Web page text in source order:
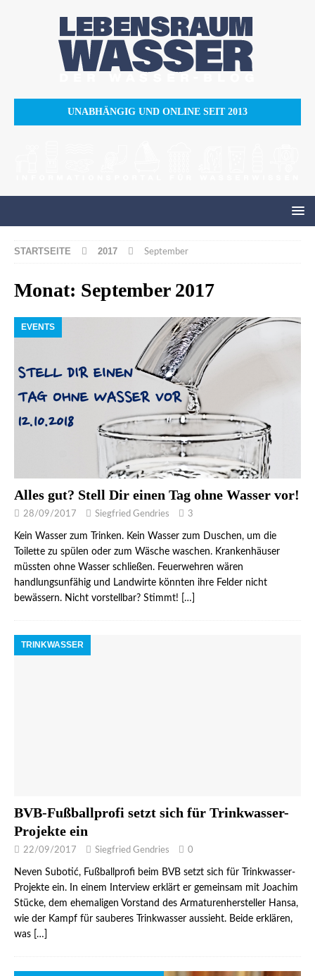
UNABHÄNGIG UND ONLINE SEIT 2013
STARTSEITE 2017 September
Monat: September 2017
EVENTS
Alles gut? Stell Dir einen Tag ohne Wasser vor!
28/09/2017 Siegfried Gendries 3
Kein Wasser zum Trinken. Kein Wasser zum Duschen, um die
Toilette zu spülen oder zum Wäsche waschen. Krankenhäuser
müssten ohne Wasser schließen. Feuerwehren wären
handlungsunfähig und Landwirte könnten ihre Felder nicht
bewässern. Nicht vorstellbar? Stimmt!
[…]
TRINKWASSER
BVB-Fußballprofi setzt sich für Trinkwasser-
Projekte ein
22/09/2017 Siegfried Gendries 0
Neven Subotić, Fußballprofi beim BVB setzt sich für Trinkwasser-
Projekte ein. In einem Interview erklärt er gemeinsam mit Joachim
Stücke, dem ehemaligen Vorstand des Armaturenhersteller Hansa,
wie der Kampf für sauberes Trinkwasser aussieht. Beide erklären,
was […]